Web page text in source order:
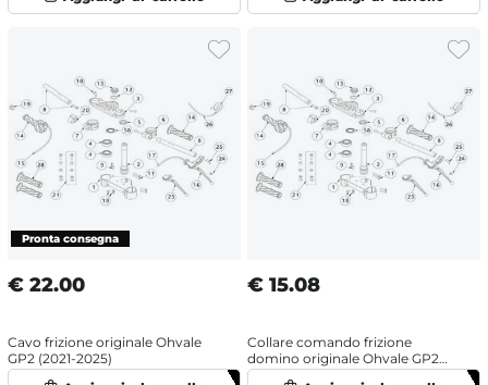
€ 22.00
Cavo frizione originale Ohvale
GP2 (2021-2025)
€ 15.08
Collare comando frizione
domino originale Ohvale GP2
(2021-2025)